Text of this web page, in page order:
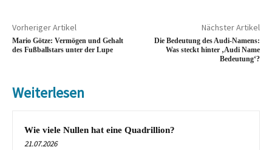
Vorheriger Artikel
Mario Götze: Vermögen und Gehalt
des Fußballstars unter der Lupe
Nächster Artikel
Die Bedeutung des Audi-Namens:
Was steckt hinter ‚Audi Name
Bedeutung‘?
Weiterlesen
Wie viele Nullen hat eine Quadrillion?
21.07.2026